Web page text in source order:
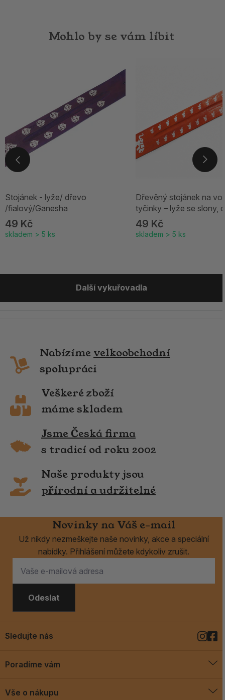
Mohlo by se vám líbit
Stojánek - lyže/ dřevo
/fialový/Ganesha
49 Kč
skladem > 5 ks
Dřevěný stojánek na
tyčinky – lyže se slony,
49 Kč
skladem > 5 ks
Další vykuřovadla
Nabízíme velkoobchodní
spolupráci
Veškeré zboží
máme skladem
Jsme Česká firma
s tradicí od roku 2002
Naše produkty jsou
přírodní a udržitelné
Novinky na Váš e-mail
Už nikdy nezmeškejte naše novinky, akce a speciální
nabídky. Přihlášení můžete kdykoliv zrušit.
Odeslat
Poradíme vám
Vše o nákupu
Sledujte nás